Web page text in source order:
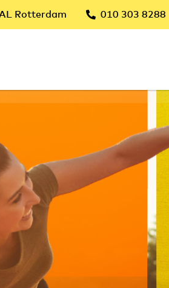
Rotterdam 010 303 8288